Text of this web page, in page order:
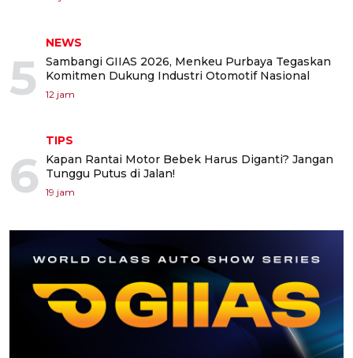
5
NEWS
Sambangi GIIAS 2026, Menkeu Purbaya Tegaskan
Komitmen Dukung Industri Otomotif Nasional
12 jam
6
TIPS
Kapan Rantai Motor Bebek Harus Diganti? Jangan
Tunggu Putus di Jalan!
19 jam